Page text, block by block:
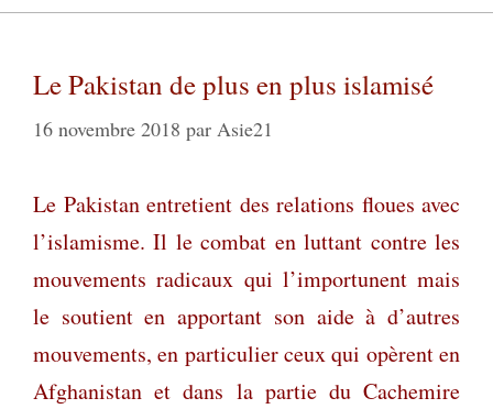
Le Pakistan de plus en plus islamisé
16 novembre 2018 par Asie21
Le Pakistan entretient des relations floues avec
l’islamisme. Il le combat en luttant contre les
mouvements radicaux qui l’importunent mais
le soutient en apportant son aide à d’autres
mouvements, en particulier ceux qui opèrent en
Afghanistan et dans la partie du Cachemire